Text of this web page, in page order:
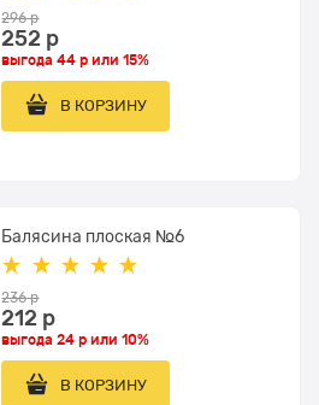
296 р
252 р
выгода44 р или15%
В КОРЗИНУ
Балясина плоская №6
236 р
212 р
выгода24 р или10%
В КОРЗИНУ